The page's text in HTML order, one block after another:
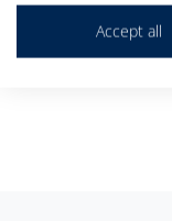
Details zurAccept all